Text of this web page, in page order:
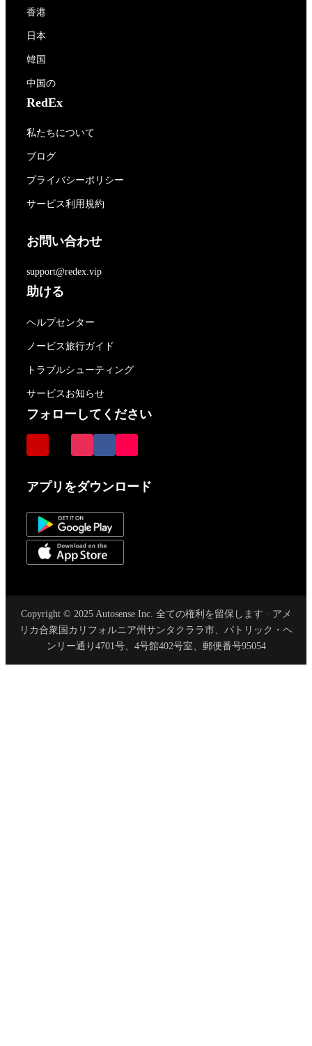
香港
日本
韓国
中国の
RedEx
私たちについて
ブログ
プライバシーポリシー
サービス利用規約
お問い合わせ
support@redex.vip
助ける
ヘルプセンター
ノービス旅行ガイド
トラブルシューティング
サービスお知らせ
フォローしてください
アプリをダウンロード
Copyright © 2025 Autosense Inc. 全ての権利を留保します · アメ
リカ合衆国カリフォルニア州サンタクララ市、パトリック・ヘ
ンリー通り4701号、4号館402号室、郵便番号95054